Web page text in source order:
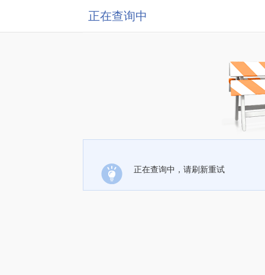
正在查询中
正在查询中，请刷新重试